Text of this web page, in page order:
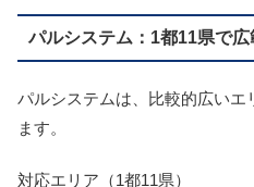
パルシステム：1都11県で広
パルシステムは、比較的広いエ
ます。
対応エリア（1都11県）